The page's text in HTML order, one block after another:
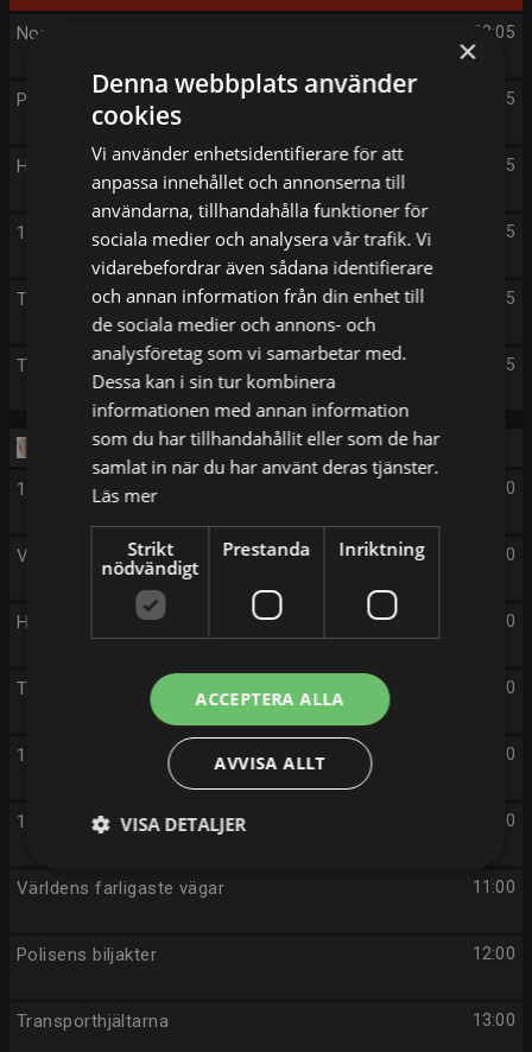
23:05
Norrlandspolisen
00:05
Polisens biljakter
01:05
Hjälp! De tar min bil
02:05
112 - på liv och död
03:05
The Rookie
04:05
The Rookie
Tisdag 11/8
05:00
112 - på liv och död
06:00
Världens farligaste vägar
07:00
Hjälp! De tar min bil
08:00
Transporthjältarna
09:00
112 - på liv och död
10:00
112 - på liv och död
11:00
Världens farligaste vägar
12:00
Polisens biljakter
13:00
Transporthjältarna
×
Denna webbplats använder
cookies
Vi använder enhetsidentifierare för att
anpassa innehållet och annonserna till
användarna, tillhandahålla funktioner för
sociala medier och analysera vår trafik. Vi
vidarebefordrar även sådana identifierare
och annan information från din enhet till
de sociala medier och annons- och
analysföretag som vi samarbetar med.
Dessa kan i sin tur kombinera
informationen med annan information
som du har tillhandahållit eller som de har
samlat in när du har använt deras tjänster.
Läs mer
Strikt
nödvändigt
Prestanda Inriktning
ACCEPTERA ALLA
AVVISA ALLT
VISA DETALJER